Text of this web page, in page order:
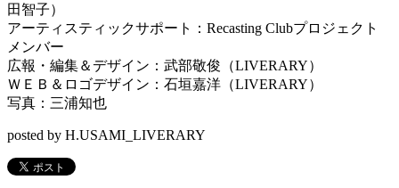
田智子）
アーティスティックサポート： Recasting Clubプロジェクト
メンバー
広報・編集＆デザイン：武部敬俊（LIVERARY）
ＷＥＢ＆ロゴデザイン：石垣嘉洋（LIVERARY）
写真：三浦知也
posted by H.USAMI_LIVERARY